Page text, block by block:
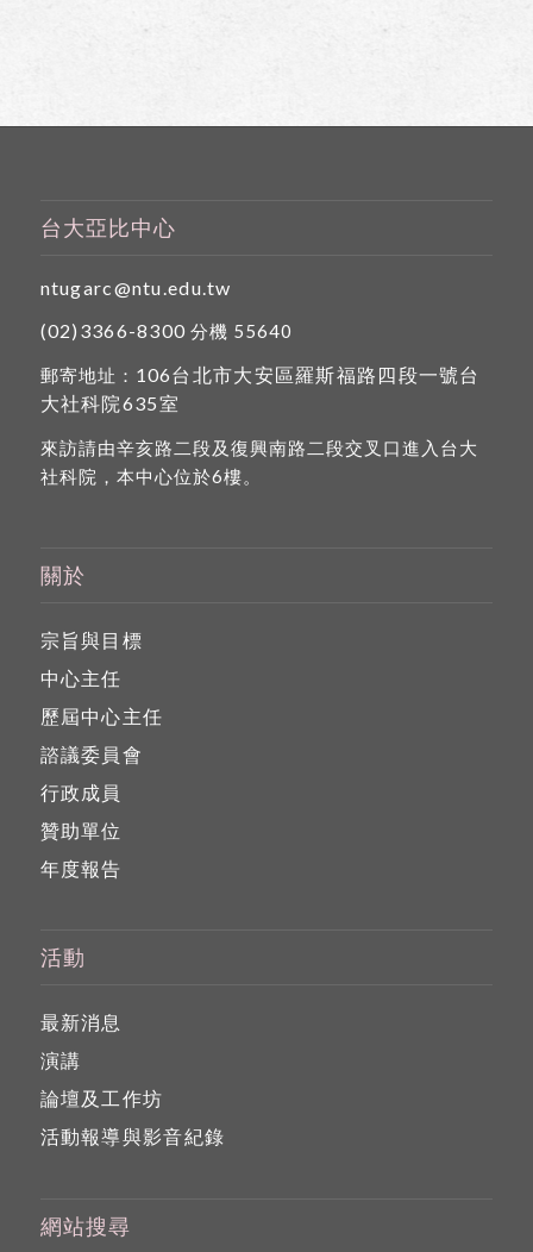
台大亞比中心
ntugarc@ntu.edu.tw
(02)3366-8300 分機 55640
郵寄地址： 106台北市大安區羅斯福路四段一號台
大社科院635室
來訪請由辛亥路二段及復興南路二段交叉口進入台大
社科院，本中心位於6樓。
關於
宗旨與目標
中心主任
歷屆中心主任
諮議委員會
行政成員
贊助單位
年度報告
活動
最新消息
演講
論壇及工作坊
活動報導與影音紀錄
網站搜尋